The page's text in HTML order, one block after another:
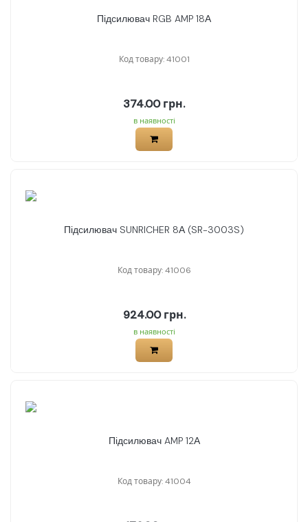
Підсилювач RGB AMP 18А
Код товару: 41001
374.00 грн.
в наявності
Підсилювач SUNRICHER 8А (SR-3003S)
Код товару: 41006
924.00 грн.
в наявності
Підсилювач AMP 12А
Код товару: 41004